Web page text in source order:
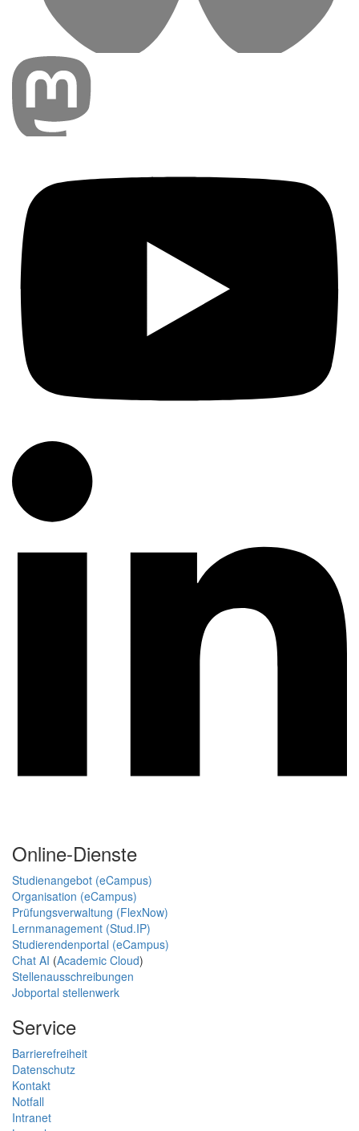
Online-Dienste
Studienangebot (eCampus)
Organisation (eCampus)
Prüfungsverwaltung (FlexNow)
Lernmanagement (Stud.IP)
Studierendenportal (eCampus)
Chat AI (Academic Cloud)
Stellenausschreibungen
Jobportal stellenwerk
Service
Barrierefreiheit
Datenschutz
Kontakt
Notfall
Intranet